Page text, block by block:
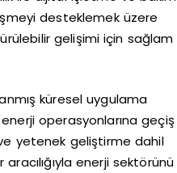
desteklemek üzere
gelişimi için sağlam
küresel uygulama
operasyonlarına geçiş
yetenek geliştirme dahil
enerji sektörünü